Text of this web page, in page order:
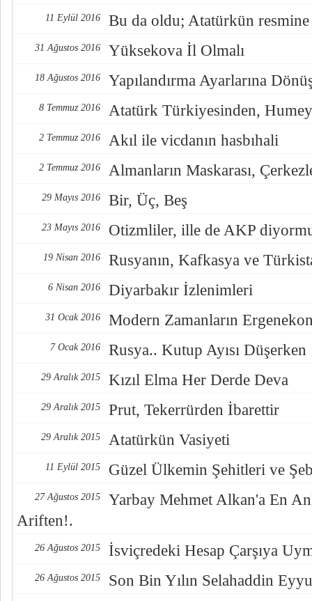
11 Eylül 2016 Bu da oldu; Atatürkün resmine
31 Ağustos 2016 Yüksekova İl Olmalı
18 Ağustos 2016 Yapılandırma Ayarlarına
8 Temmuz 2016 Atatürk Türkiyesinden,
2 Temmuz 2016 Akıl ile vicdanın hasbıhali
2 Temmuz 2016 Almanların Maskarası,
29 Mayıs 2016 Bir, Üç, Beş
23 Mayıs 2016 Otizmliler, ille de AKP
19 Nisan 2016 Rusyanın, Kafkasya ve
6 Nisan 2016 Diyarbakır İzlenimleri
31 Ocak 2016 Modern Zamanların
7 Ocak 2016 Rusya.. Kutup Ayısı Düşerken
29 Aralık 2015 Kızıl Elma Her Derde Deva
29 Aralık 2015 Prut, Tekerrürden İbarettir
29 Aralık 2015 Atatürkün Vasiyeti
11 Eylül 2015 Güzel Ülkemin Şehitleri ve
27 Ağustos 2015
Yarbay Mehmet Alkan'a En
Ariften!.
26 Ağustos 2015 İsviçredeki Hesap Çarşıya
26 Ağustos 2015 Son Bin Yılın Selahaddin